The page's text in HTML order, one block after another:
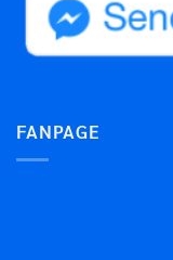
FANPAGE